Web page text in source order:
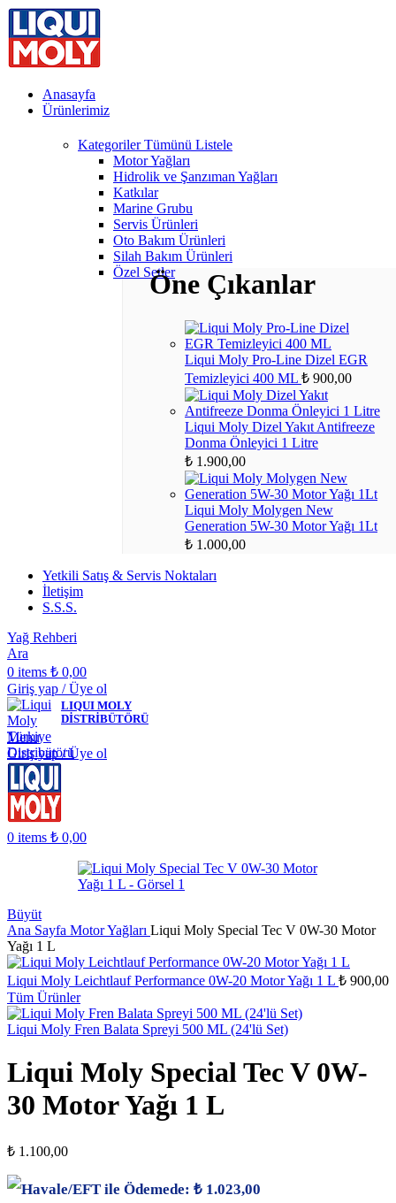
Anasayfa
Ürünlerimiz
KategorilerTümünü Listele
Motor Yağları
Hidrolik ve Şanzıman Yağları
Katkılar
Marine Grubu
Servis Ürünleri
Oto Bakım Ürünleri
Silah Bakım Ürünleri
Özel SetlerÖne Çıkanlar
Liqui Moly Pro-Line Dizel EGR
Temizleyici 400 ML ₺ 900,00
Liqui Moly Dizel Yakıt Antifreeze
Donma Önleyici 1 Litre
₺ 1.900,00
Liqui Moly Molygen New
Generation 5W-30 Motor Yağı 1Lt
₺ 1.000,00
Yetkili Satış & Servis Noktaları
İletişim
S.S.S.
Yağ Rehberi
Ara
0 items ₺ 0,00
Giriş yap / Üye ol
LIQUI MOLY
DİSTRİBÜTÖRÜ
Menu
Giriş yap / Üye ol
0 items ₺ 0,00
Büyüt
Ana Sayfa Motor Yağları Liqui Moly Special Tec V 0W-30 Motor
Yağı 1 L
Liqui Moly Leichtlauf Performance 0W-20 Motor Yağı 1 L ₺ 900,00
Tüm Ürünler
Liqui Moly Fren Balata Spreyi 500 ML (24'lü Set)
Liqui Moly Special Tec V 0W-
30 Motor Yağı 1 L
₺ 1.100,00
Havale/EFT ile Ödemede: ₺ 1.023,00